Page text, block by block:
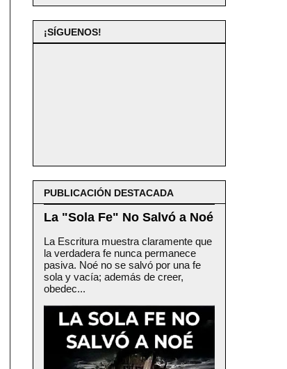
¡SÍGUENOS!
PUBLICACIÓN DESTACADA
La "Sola Fe" No Salvó a Noé
La Escritura muestra claramente que
la verdadera fe nunca permanece
pasiva. Noé no se salvó por una fe
sola y vacía; además de creer,
obedec...